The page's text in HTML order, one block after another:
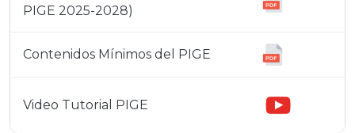
PIGE 2025-2028)
Contenidos Mínimos del PIGE
Video Tutorial PIGE